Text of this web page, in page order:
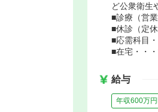
ど公衆衛生
■診療（営
■休診（定
■応需科目
■在宅・・
給与
年収600万